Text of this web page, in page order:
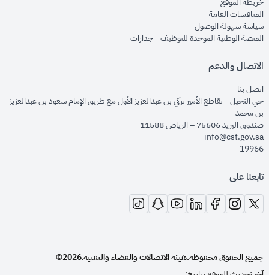
المنافسات العامةopens in new window
سياسة سهولة الوصولopens in new window
المنصة الوطنية الموحدة للتوظيف - جداراتopens in new window
الاتصال والدعم
اتصل بنا
حي النخيل - تقاطع الأمير تركي بن عبدالعزيز الأول مع طريق الإمام سعود بن عبدالعزيز
بن محمد
صندوق البريد 75606 – الرياض 11588
info@cst.gov.sa
19966
تابعنا على
opens in new window
opens in new window
opens in new window
opens in new window
opens in new window
opens in new window
opens in new window
جميع الحقوق محفوظة.هيئة الاتصالات والفضاء والتقنية.
2026©